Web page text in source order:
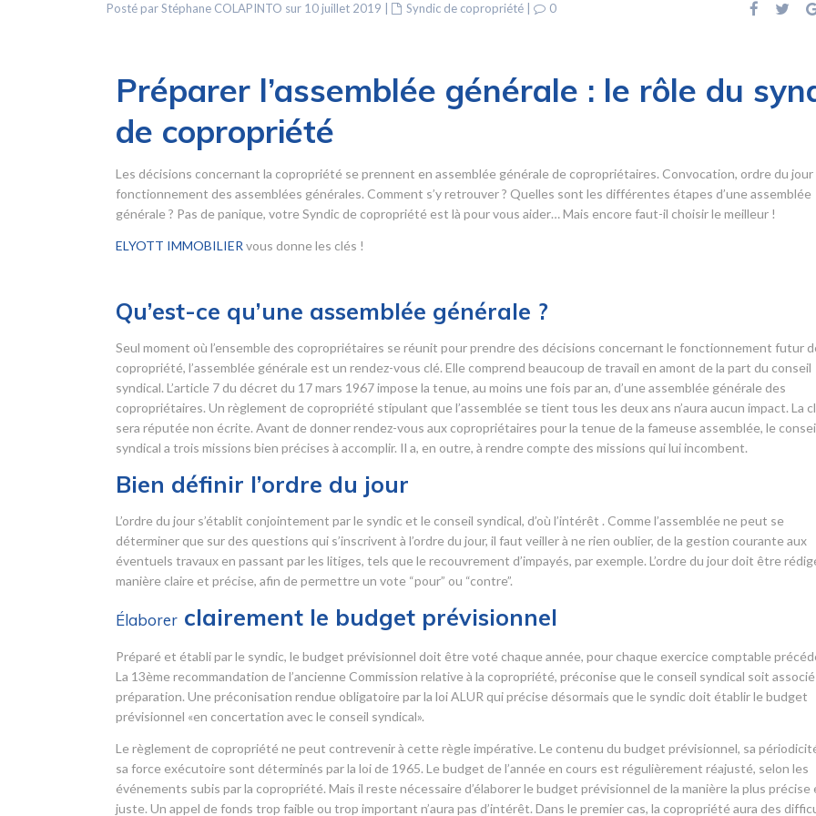
Posté par Stéphane COLAPINTO sur 10 juillet 2019 Syndic de copropriété 0
Préparer l’assemblée générale : le rôle du
de copropriété
Les décisions concernant la copropriété se prennent en assemblée générale de copropriétaires. Convocation, ordre du
fonctionnement des assemblées générales. Comment s’y retrouver ? Quelles sont les différentes étapes d’une assemblée
générale ? Pas de panique, votre Syndic de copropriété est là pour vous aider… Mais encore faut-il choisir le meilleur !
ELYOTT IMMOBILIER vous donne les clés !
Qu’est-ce qu’une assemblée générale ?
Seul moment où l’ensemble des copropriétaires se réunit pour prendre des décisions concernant le fonctionnement futur
copropriété, l’assemblée générale est un rendez-vous clé. Elle comprend beaucoup de travail en amont de la part du conseil
syndical. L’article 7 du décret du 17 mars 1967 impose la tenue, au moins une fois par an, d’une assemblée générale des
copropriétaires. Un règlement de copropriété stipulant que l’assemblée se tient tous les deux ans n’aura aucun impact. La
sera réputée non écrite. Avant de donner rendez-vous aux copropriétaires pour la tenue de la fameuse assemblée, le
syndical a trois missions bien précises à accomplir. Il a, en outre, à rendre compte des missions qui lui incombent.
Bien définir l’ordre du jour
L’ordre du jour s’établit conjointement par le syndic et le conseil syndical, d’où l’intérêt . Comme l’assemblée ne peut se
déterminer que sur des questions qui s’inscrivent à l’ordre du jour, il faut veiller à ne rien oublier, de la gestion courante aux
éventuels travaux en passant par les litiges, tels que le recouvrement d’impayés, par exemple. L’ordre du jour doit être
manière claire et précise, afin de permettre un vote “pour” ou “contre”.
Élaborer clairement le budget prévisionnel
Préparé et établi par le syndic, le budget prévisionnel doit être voté chaque année, pour chaque exercice comptable
La 13ème recommandation de l’ancienne Commission relative à la copropriété, préconise que le conseil syndical soit associé
préparation. Une préconisation rendue obligatoire par la loi ALUR qui précise désormais que le syndic doit établir le budget
prévisionnel «en concertation avec le conseil syndical».
Le règlement de copropriété ne peut contrevenir à cette règle impérative. Le contenu du budget prévisionnel, sa
sa force exécutoire sont déterminés par la loi de 1965. Le budget de l’année en cours est régulièrement réajusté, selon les
événements subis par la copropriété. Mais il reste nécessaire d’élaborer le budget prévisionnel de la manière la plus précise
juste. Un appel de fonds trop faible ou trop important n’aura pas d’intérêt. Dans le premier cas, la copropriété aura des